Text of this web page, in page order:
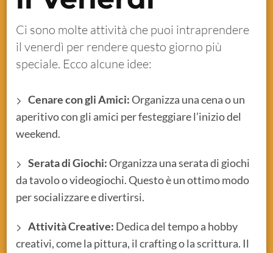
Ci sono molte attività che puoi intraprendere
il venerdì per rendere questo giorno più
speciale. Ecco alcune idee:
Cenare con gli Amici:Organizza una cena o un
aperitivo con gli amici per festeggiare l’inizio del
weekend.
Serata di Giochi:Organizza una serata di giochi
da tavolo o videogiochi. Questo è un ottimo modo
per socializzare e divertirsi.
Attività Creative: Dedica del tempo a hobby
creativi, come la pittura, il crafting o la scrittura. Il